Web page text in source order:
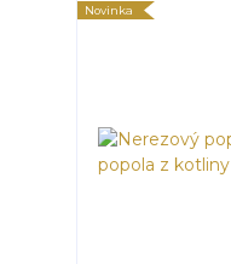
Novinka